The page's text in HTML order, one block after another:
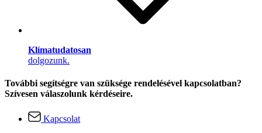
Klímatudatosan
dolgozunk.
További segítségre van szüksége rendelésével kapcsolatban?
Szívesen válaszolunk kérdéseire.
Kapcsolat